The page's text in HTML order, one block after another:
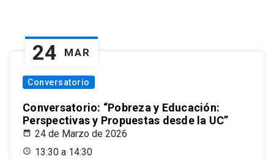
24 MAR
Conversatorio
Conversatorio: “Pobreza y Educación:
Perspectivas y Propuestas desde la UC”
24 de Marzo de 2026
13:30 a 14:30